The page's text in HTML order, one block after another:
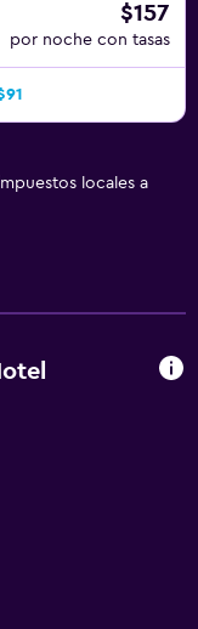
$157
por noche con tasas
locales a